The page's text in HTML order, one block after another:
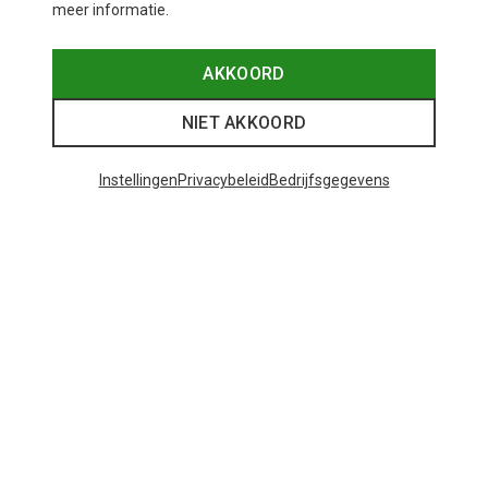
meer informatie.
AKKOORD
NIET AKKOORD
InstellingenPrivacybeleid Bedrijfsgegevens